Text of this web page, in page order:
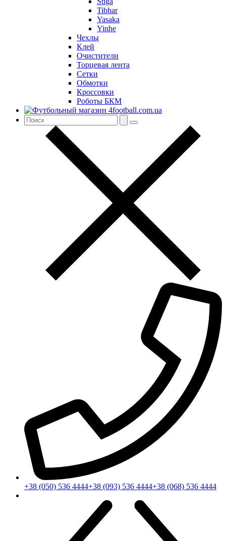
Tibhar
Yasaka
Yinhe
Чехлы
Клей
Очистители
Торцевая лента
Сетки
Обмотки
Кроссовки
Роботы БКМ
+38 (050) 536 4444+38 (093) 536 4444+38 (068) 536 4444